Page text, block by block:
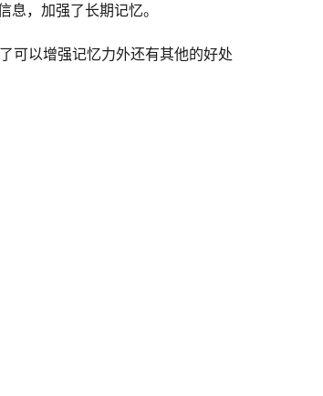
，加强了长期记忆。
可以增强记忆力外还有其他的好处